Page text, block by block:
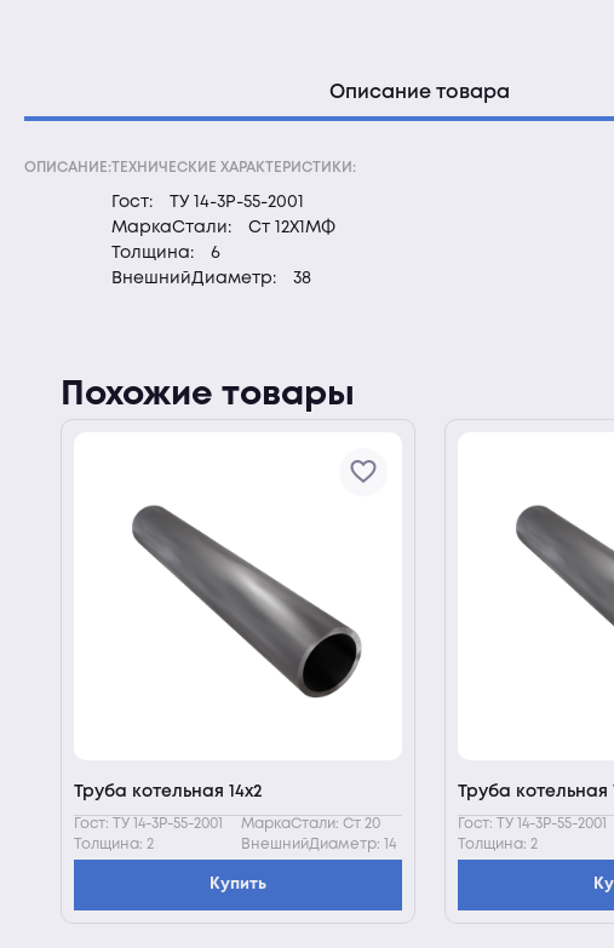
Описание товара
ОПИСАНИЕ:ТЕХНИЧЕСКИЕ ХАРАКТЕРИСТИКИ:
Гост:
ТУ 14-3Р-55-2001
МаркаСтали:
Ст 12Х1МФ
Толщина:
6
ВнешнийДиаметр:
38
Похожие товары
Труба котельная 14х2
Гост: ТУ 14-3Р-55-2001
МаркаСтали: Ст 20
Толщина: 2
ВнешнийДиаметр: 14
Купить
Труба котельная
Гост: ТУ 14-3Р-55-2001
Толщина: 2